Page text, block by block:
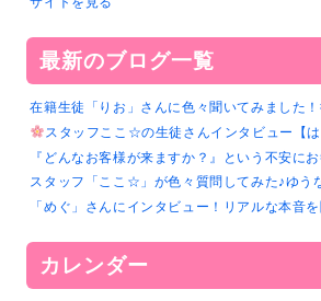
最新のブログ一覧
在籍生徒「りお」さんに色々聞いてみました
スタッフここ☆の生徒さんインタビュー【は
『どんなお客様が来ますか？』という不安に
スタッフ「ここ☆」が色々質問してみた♪ゆう
「めぐ」さんにインタビュー！リアルな本音
カレンダー